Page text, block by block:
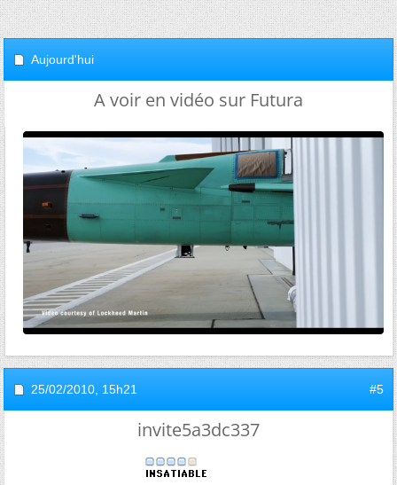
Aujourd'hui
A voir en vidéo sur Futura
25/02/2010, 15h21 #5
invite5a3dc337